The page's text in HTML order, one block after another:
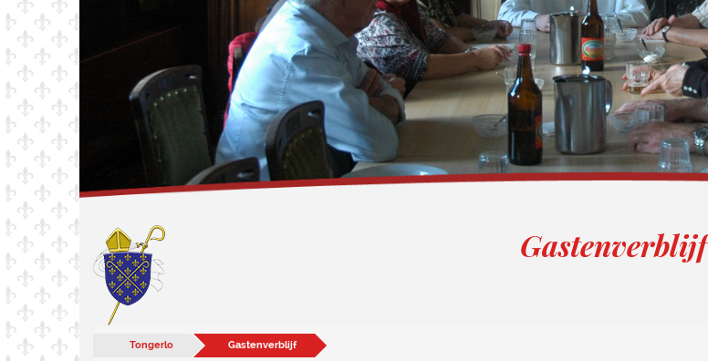
Gastenverblijf
Tongerlo Gastenverblijf